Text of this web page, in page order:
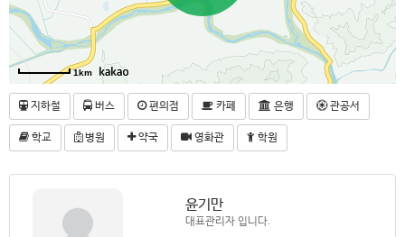
1km
지하철 버스 편의점 카페 은행 관공서
학교 병원 약국 영화관 학원
윤기만
대표관리자 입니다.